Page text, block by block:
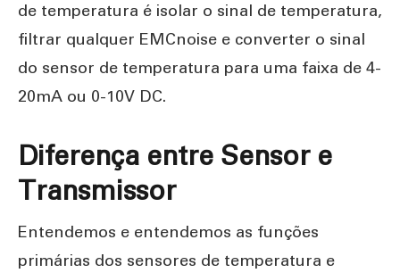
de temperatura é isolar o sinal de temperatura,
filtrar qualquer EMCnoise e converter o sinal
do sensor de temperatura para uma faixa de 4-
20mA ou 0-10V DC.
Diferença entre Sensor e
Transmissor
Entendemos e entendemos as funções
primárias dos sensores de temperatura e